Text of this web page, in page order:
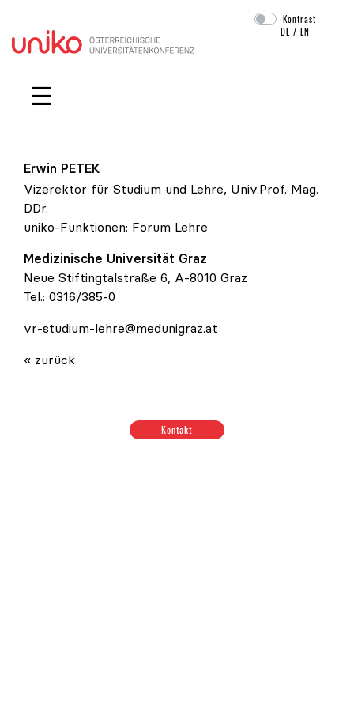
Navigation überspringen
Kontrast
DE /EN
☰
Erwin PETEK
Vizerektor für Studium und Lehre, Univ.Prof. Mag.
DDr.
uniko-Funktionen: Forum Lehre
Medizinische Universität Graz
Neue Stiftingtalstraße 6, A-8010 Graz
Tel.: 0316/385-0
vr-studium-lehre@medunigraz.at
« zurück
Kontakt